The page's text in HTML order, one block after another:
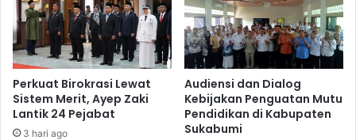
Perkuat Birokrasi Lewat
Sistem Merit, Ayep Zaki
Lantik 24 Pejabat
3 hari ago
Audiensi dan Dialog
Kebijakan Penguatan Mutu
Pendidikan di Kabupaten
Sukabumi